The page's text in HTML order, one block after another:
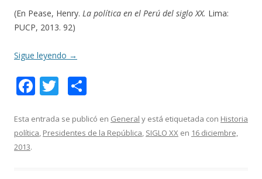
(En Pease, Henry. La política en el Perú del siglo XX. Lima:
PUCP, 2013. 92)
Sigue leyendo →
F
e
b
T
itt
er
m
p
Esta entrada se publicó en General y está etiquetada con Historia
política, Presidentes de la República, SIGLO XX en 16 diciembre,
2013.